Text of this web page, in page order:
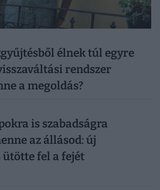
élnek túl egyre
rendszer
a megoldás?
is szabadságra
az állásod: új
fel a fejét